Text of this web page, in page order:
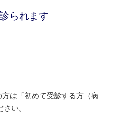
られます
は「初めて受診する方（病
い。